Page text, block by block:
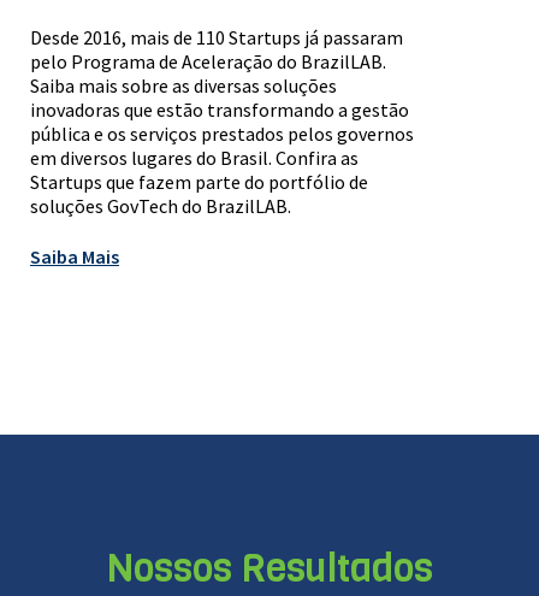
Desde 2016, mais de 110 Startups já passaram
pelo Programa de Aceleração do BrazilLAB.
Saiba mais sobre as diversas soluções
inovadoras que estão transformando a gestão
pública e os serviços prestados pelos governos
em diversos lugares do Brasil. Confira as
Startups que fazem parte do portfólio de
soluções GovTech do BrazilLAB.
Saiba Mais
Nossos Resultados